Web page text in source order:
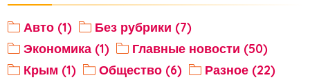
Авто (1)
Без рубрики (7)
Экономика (1)
Главные новости (50)
Крым (1)
Общество (6)
Разное (22)